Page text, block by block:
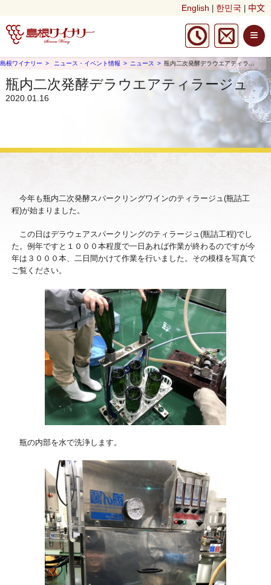
English 한민국 中文
≡
島根ワイナリー ニュース・イベント情報 ニュース 瓶内二次発酵デラウエアティラージュ
瓶内二次発酵デラウエアティラージュ
2020.01.16
今年も瓶内二次発酵スパークリングワインのティラージュ(瓶詰工
程)が始まりました。
この日はデラウェアスパークリングのティラージュ(瓶詰工程)でし
た。例年ですと１０００本程度で一日あれば作業が終わるのですが今
年は３０００本、二日間かけて作業を行いました。その模様を写真で
ご覧ください。
瓶の内部を水で洗浄します。